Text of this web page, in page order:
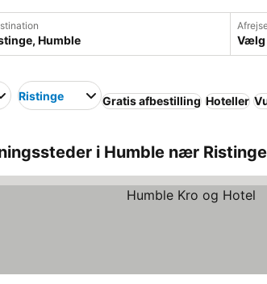
Vælg
Ristinge Gratis afbestilling Hoteller
i Humble nær